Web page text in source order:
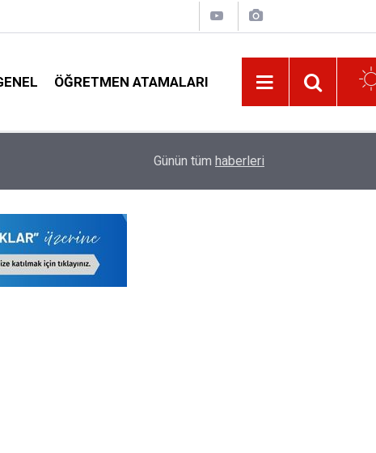
ÖĞRETMEN ATAMALARI
Yöneticilikten Ayrılanlar İçin Müdür ve Müdür
Günün tüm haberleri